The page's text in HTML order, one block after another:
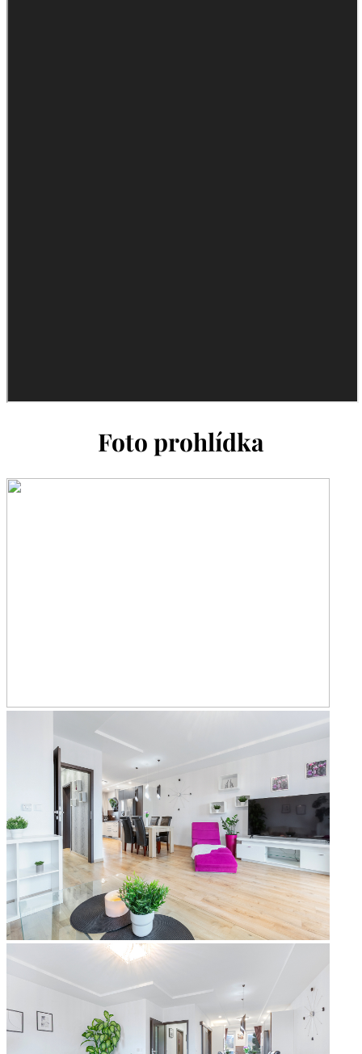
Foto prohlídka